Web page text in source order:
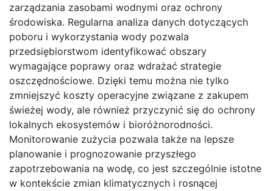
zarządzania zasobami wodnymi oraz ochrony
środowiska. Regularna analiza danych dotyczących
poboru i wykorzystania wody pozwala
przedsiębiorstwom identyfikować obszary
wymagające poprawy oraz wdrażać strategie
oszczędnościowe. Dzięki temu można nie tylko
zmniejszyć koszty operacyjne związane z zakupem
świeżej wody, ale również przyczynić się do ochrony
lokalnych ekosystemów i bioróżnorodności.
Monitorowanie zużycia pozwala także na lepsze
planowanie i prognozowanie przyszłego
zapotrzebowania na wodę, co jest szczególnie istotne
w kontekście zmian klimatycznych i rosnącej